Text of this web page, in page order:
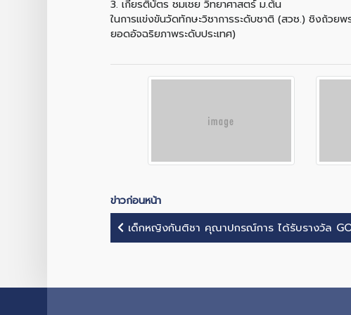
3. เกียรติบัตร ชมเชย วิทยาศาสตร์ ม.ต้น
ในการแข่งขันวัดทักษะวิชาการระดับชาติ (สวช.) ชิงถ้วย
ยอดอัจฉริยภาพระดับประเทศ)
ข่าวก่อนหน้า
เด็กหญิงกันติชา คุณาปกรณ์การ ได้รับรางวัล